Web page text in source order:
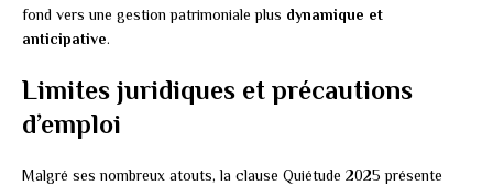
fond vers une gestion patrimoniale plus dynamique et
anticipative.
Limites juridiques et précautions
d’emploi
Malgré ses nombreux atouts, la clause Quiétude 2025 présente